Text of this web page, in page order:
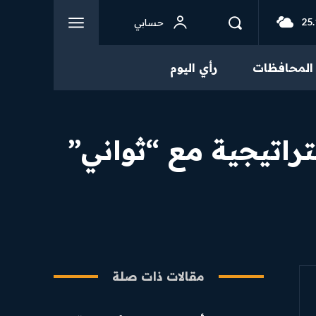
حسابي
المحافظات رأي اليوم
مع “ثواني”
مقالات ذات صلة